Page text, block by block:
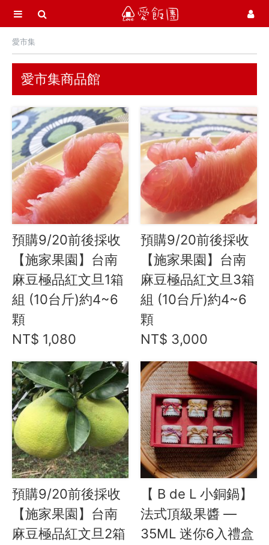
選單
愛市集商品館
Blog
會員服務
社群
愛飯團FB粉絲團
YouTube
Instagram
聯絡我們
客服專線
服務信箱
關於
關於愛飯團
聯絡我們
合作與廣告
媒體推薦與報導
隱私保護
愛市集
愛市集商品館
預購9/20前後採收
【施家果園】台南
麻豆極品紅文旦1箱
組 (10台斤)約4~6
顆
NT$ 1,080
預購9/20前後採收
【施家果園】台南
麻豆極品紅文旦3箱
組 (10台斤)約4~6
顆
NT$ 3,000
預購9/20前後採收
【施家果園】台南
麻豆極品紅文旦2箱
【 B de L 小銅鍋】
法式頂級果醬 —
35ML 迷你6入禮盒